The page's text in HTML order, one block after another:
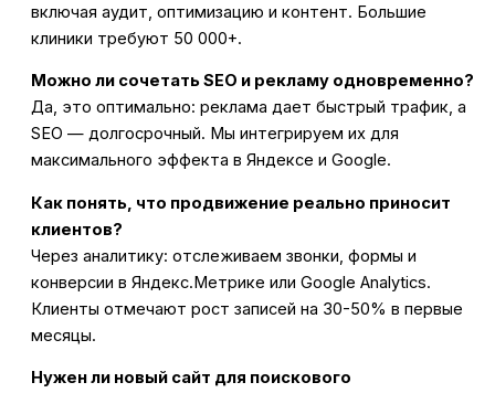
включая аудит, оптимизацию и контент. Большие
клиники требуют 50 000+.
Можно ли сочетать SEO и рекламу одновременно?
Да, это оптимально: реклама дает быстрый трафик, а
SEO — долгосрочный. Мы интегрируем их для
максимального эффекта в Яндексе и Google.
Как понять, что продвижение реально приносит
клиентов?
Через аналитику: отслеживаем звонки, формы и
конверсии в Яндекс.Метрике или Google Analytics.
Клиенты отмечают рост записей на 30-50% в первые
месяцы.
Нужен ли новый сайт для поискового